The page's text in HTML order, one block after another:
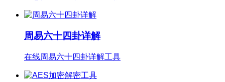
周易六十四卦详解
在线周易六十四卦详解工具